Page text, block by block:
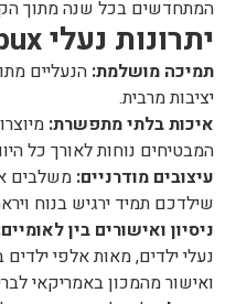
המתחדשים בכל שנה מתוך
יתרונות נעלי Bobux
תמיכה מושלמת: הנעליים
יציבות מרבית.
איכות בלתי מתפשרת:
המבטיחים נוחות לאורך כל
עיצובים מודרניים: משלבים
שילדכם תמיד ירגיש בנוח
ניסיון ואישורים בין
נעלי ילדים, מאות אלפי
ואישור מהמכון באמריקאי